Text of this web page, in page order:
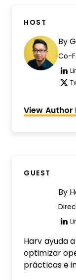
HOST
By
Co-
View Author
GUEST
By
Harv ayuda
optimizar
prácticas e